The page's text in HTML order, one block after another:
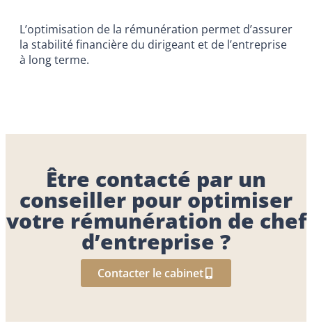
L’optimisation de la rémunération permet d’assurer
la stabilité financière du dirigeant et de l’entreprise
à long terme.
Être contacté par un
conseiller pour optimiser
votre rémunération de chef
d’entreprise ?
Contacter le cabinet